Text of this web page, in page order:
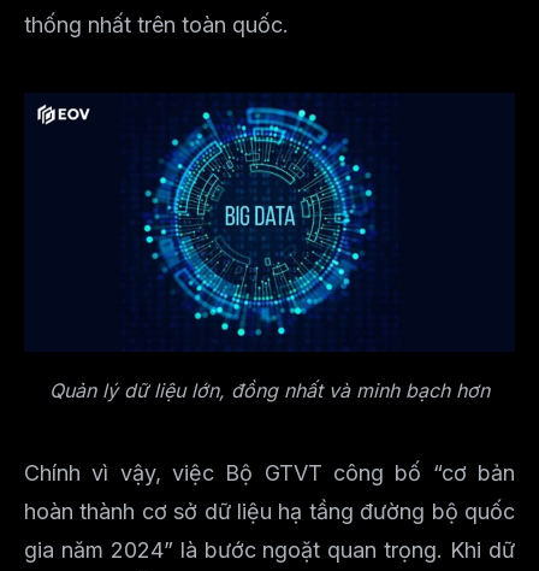
thống nhất trên toàn quốc.
Quản lý dữ liệu lớn, đồng nhất và minh bạch hơn
Chính vì vậy, việc Bộ GTVT công bố “cơ bản
hoàn thành cơ sở dữ liệu hạ tầng đường bộ quốc
gia năm 2024” là bước ngoặt quan trọng. Khi dữ